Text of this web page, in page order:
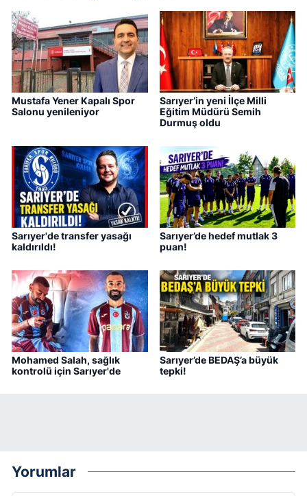
Mustafa Yener Kapalı Spor
Salonu yenileniyor
Sarıyer’in yeni İlçe Milli
Eğitim Müdürü Semih
Durmuş oldu
Sarıyer'de transfer yasağı
kaldırıldı!
Sarıyer’de hedef mutlak 3
puan!
Mohamed Salah, sağlık
kontrolü için Sarıyer'de
Sarıyer’de BEDAŞ’a büyük
tepki!
Yorumlar